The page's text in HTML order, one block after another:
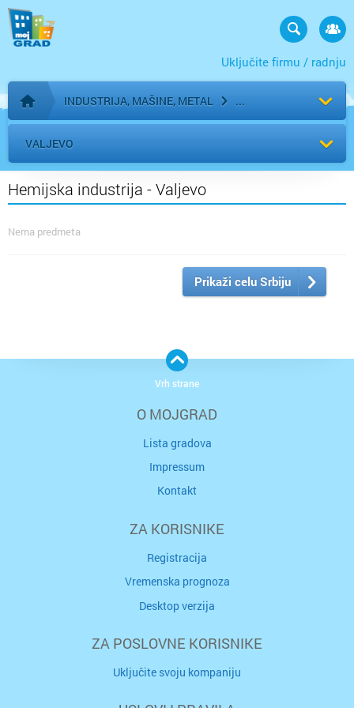
Uključite firmu / radnju
Početna stranica
INDUSTRIJA, MAŠINE, METAL
VALJEVO
Hemijska industrija - Valjevo
Nema predmeta
Prikaži celu Srbiju
O MOJGRAD
Lista gradova
Impressum
Kontakt
ZA KORISNIKE
Registracija
Vremenska prognoza
Desktop verzija
ZA POSLOVNE KORISNIKE
Uključite svoju kompaniju
Vrh strane